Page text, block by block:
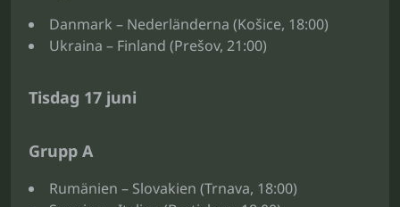
Danmark – Nederländerna (Košice, 18:00)
Ukraina – Finland (Prešov, 21:00)
Tisdag 17 juni
Grupp A
Rumänien – Slovakien (Trnava, 18:00)